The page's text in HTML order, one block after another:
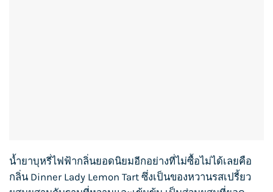
น้ำยาบุหรี่ไฟฟ้ากลิ่นยอดนิยมอีกอย่างที่ไม่ซื้อไม่ได้เลยคือ
กลิ่น Dinner Lady Lemon Tart ซึ่งเป็นของหวานรสเปรี้ยว